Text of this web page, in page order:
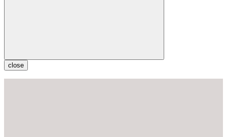
close